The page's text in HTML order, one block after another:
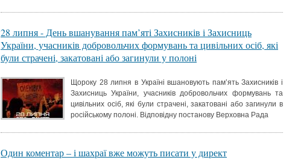
28 липня - День вшанування пам’яті Захисників і Захисниць
України, учасників добровольчих формувань та цивільних осіб, які
були страчені, закатовані або загинули у полоні
Щороку 28 липня в Україні вшановують пам’ять Захисників і
Захисниць України, учасників добровольчих формувань та
цивільних осіб, які були страчені, закатовані або загинули в
російському полоні. Відповідну постанову Верховна Рада
Один коментар – і шахраї вже можуть писати у директ